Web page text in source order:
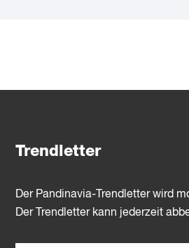
Trendletter
Der Pandinavia-Trendletter wird
Der Trendletter kann jederzeit